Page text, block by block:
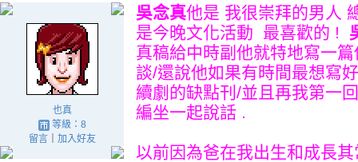
也真
等級：8
留言｜ 加入好友
吳念真他是 我很崇拜的男人
是今晚文化活動 最喜歡的 !
真稿給中時副他就特地寫一
談/還說他如果有時間最想寫
續劇的缺點刊/並且再我第一
編坐一起說話 .
以前因為爸在我出生和成長